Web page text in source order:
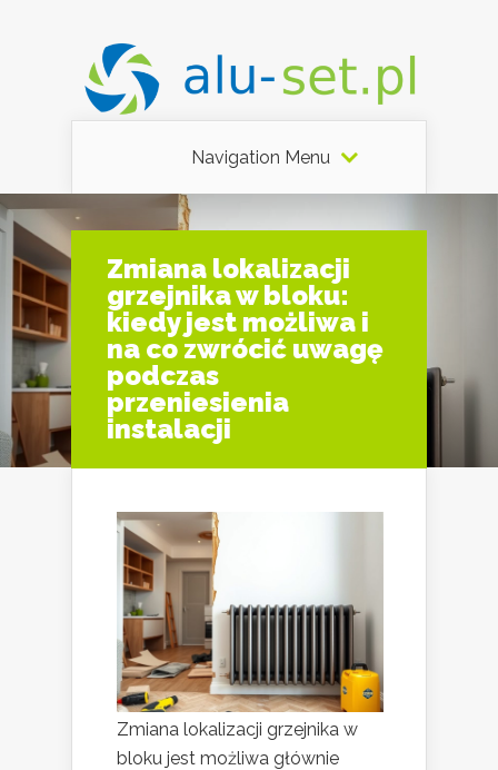
Navigation Menu
Zmiana lokalizacji
grzejnika w bloku:
kiedy jest możliwa i
na co zwrócić uwagę
podczas
przeniesienia
instalacji
Zmiana lokalizacji grzejnika w
bloku jest możliwa głównie